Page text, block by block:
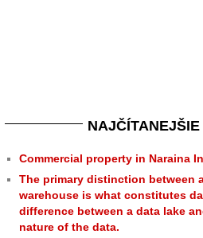
Commercial property in Naraina
The primary distinction between
warehouse is what constitutes
difference between a data lake
nature of the data.